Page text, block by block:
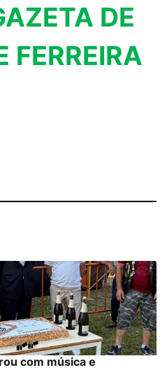
DE
FERREIRA
com música e